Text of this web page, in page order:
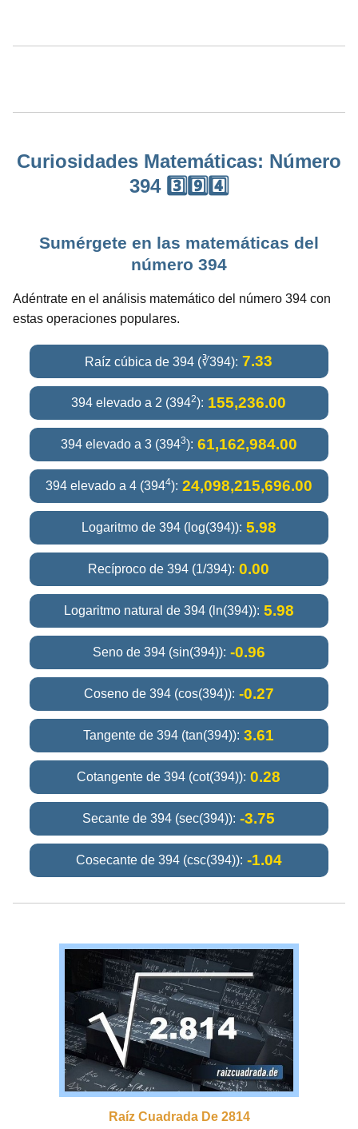
Curiosidades Matemáticas: Número
394 3️⃣9️⃣4️⃣
Sumérgete en las matemáticas del
número 394
Adéntrate en el análisis matemático del número 394 con
estas operaciones populares.
Raíz cúbica de 394 (∛394): 7.33
394 elevado a 2 (3942): 155,236.00
394 elevado a 3 (3943): 61,162,984.00
394 elevado a 4 (3944): 24,098,215,696.00
Logaritmo de 394 (log(394)): 5.98
Recíproco de 394 (1/394): 0.00
Logaritmo natural de 394 (ln(394)): 5.98
Seno de 394 (sin(394)): -0.96
Coseno de 394 (cos(394)): -0.27
Tangente de 394 (tan(394)): 3.61
Cotangente de 394 (cot(394)): 0.28
Secante de 394 (sec(394)): -3.75
Cosecante de 394 (csc(394)): -1.04
Raíz Cuadrada De 2814